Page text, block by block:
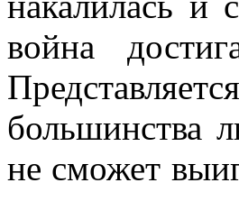
война
большинства
не сможет